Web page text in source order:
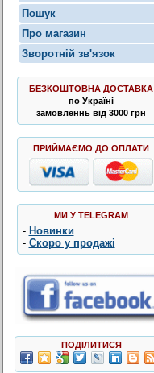
Пошук
Про магазин
Зворотній зв'язок
БЕЗКОШТОВНА ДОСТАВКА
по Україні
замовленнь від 3000 грн
ПРИЙМАЄМО ДО ОПЛАТИ
МИ У TELEGRAM
- Новинки
- Скоро у продажі
ПОДІЛИТИСЯ